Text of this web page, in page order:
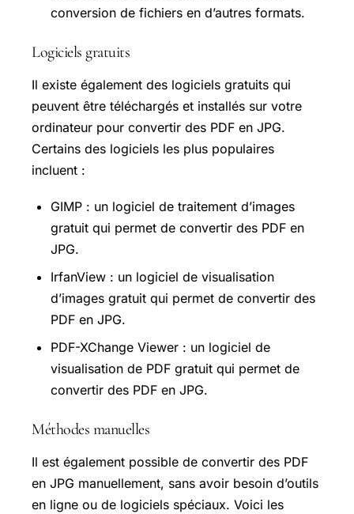
conversion de fichiers en d’autres formats.
Logiciels gratuits
Il existe également des logiciels gratuits qui
peuvent être téléchargés et installés sur votre
ordinateur pour convertir des PDF en JPG.
Certains des logiciels les plus populaires
incluent :
GIMP : un logiciel de traitement d’images
gratuit qui permet de convertir des PDF en
JPG.
IrfanView : un logiciel de visualisation
d’images gratuit qui permet de convertir des
PDF en JPG.
PDF-XChange Viewer : un logiciel de
visualisation de PDF gratuit qui permet de
convertir des PDF en JPG.
Méthodes manuelles
Il est également possible de convertir des PDF
en JPG manuellement, sans avoir besoin d’outils
en ligne ou de logiciels spéciaux. Voici les